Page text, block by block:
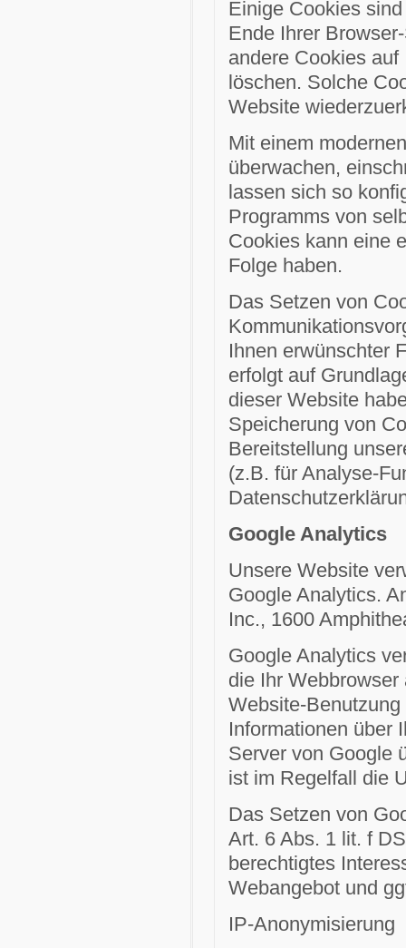
Einige Cookies
Ende Ihrer
andere Cookies
löschen. Solche
Website
Mit einem
überwachen,
lassen sich so
Programms von
Cookies kann eine
Folge haben.
Das Setzen von
Ihnen erwünschter
erfolgt auf
dieser Website
Speicherung von
Bereitstellung
(z.B. für Analyse-
Google Analytics
Unsere Website
Google Analytics.
Inc., 1600
Google Analytics
die Ihr
Website-
Informationen über
Server von Google
ist im Regelfall die
Das Setzen von
Art. 6 Abs. 1 lit. f
berechtigtes
Webangebot und
IP-Anonymisierung